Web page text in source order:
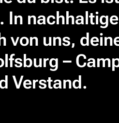
In
von uns,
–
Verstand.